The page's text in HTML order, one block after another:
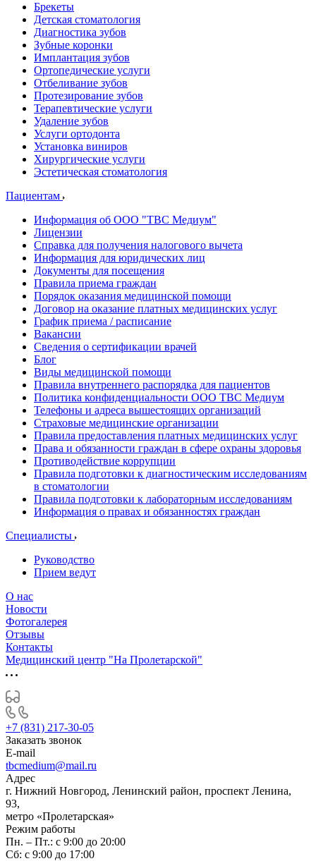
Брекеты
Детская стоматология
Диагностика зубов
Зубные коронки
Имплантация зубов
Ортопедические услуги
Отбеливание зубов
Протезирование зубов
Терапевтические услуги
Удаление зубов
Услуги ортодонта
Установка виниров
Хирургические услуги
Эстетическая стоматология
Пациентам
Информация об ООО "ТВС Медиум"
Лицензии
Справка для получения налогового вычета
Информация для юридических лиц
Документы для посещения
Правила приема граждан
Порядок оказания медицинской помощи
Договор на оказание платных медицинских услуг
График приема / расписание
Вакансии
Сведения о сертификации врачей
Блог
Виды медицинской помощи
Правила внутреннего распорядка для пациентов
Политика конфиденциальности ООО ТВС Медиум
Телефоны и адреса вышестоящих организаций
Страховые медицинские организации
Правила предоставления платных медицинских услуг
Права и обязанности граждан в сфере охраны здоровья
Противодействие коррупции
Правила подготовки к диагностическим исследованиям
в стоматологии
Правила подготовки к лабораторным исследованиям
Информация о правах и обязанностях граждан
Специалисты
Руководство
Прием ведут
О нас
Новости
Фотогалерея
Отзывы
Контакты
Медицинский центр "На Пролетарской"
+7 (831) 217-30-05
Заказать звонок
E-mail
tbcmedium@mail.ru
Адрес
г. Нижний Новгород, Ленинский район, проспект Ленина,
93,
метро «Пролетарская»
Режим работы
Пн. – Пт.: с 9:00 до 20:00
Cб: с 9:00 до 17:00